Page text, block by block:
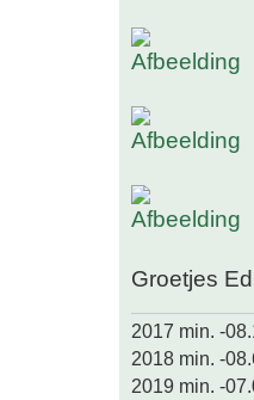
Groetjes
2017 min. -
2018 min. -
2019 min. -